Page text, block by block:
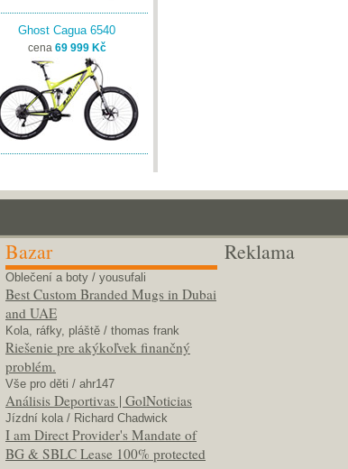
Ghost Cagua 6540
cena 69 999 Kč
Bazar
Oblečení a boty / yousufali
Best Custom Branded Mugs in Dubai
and UAE
Kola, ráfky, pláště / thomas frank
Riešenie pre akýkoľvek finančný
problém.
Vše pro děti / ahr147
Análisis Deportivas | GolNoticias
Jízdní kola / Richard Chadwick
I am Direct Provider's Mandate of
BG & SBLC Lease 100% protected
Reklama